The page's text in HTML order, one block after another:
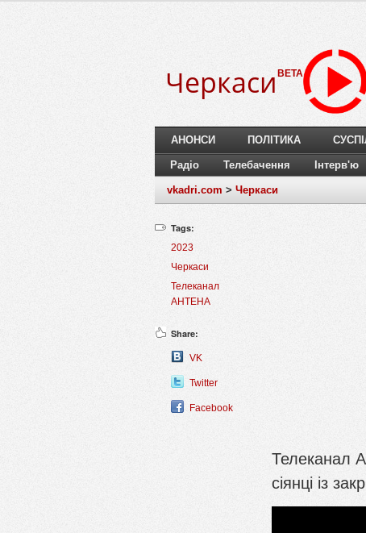
Черкаси BETA
АНОНСИ ПОЛІТИКА
Радіо Телебачення Інтерв'ю
vkadri.com > Черкаси
Tags:
2023
Черкаси
Телеканал
АНТЕНА
Share:
VK
Twitter
Facebook
Телеканал
сіянці із